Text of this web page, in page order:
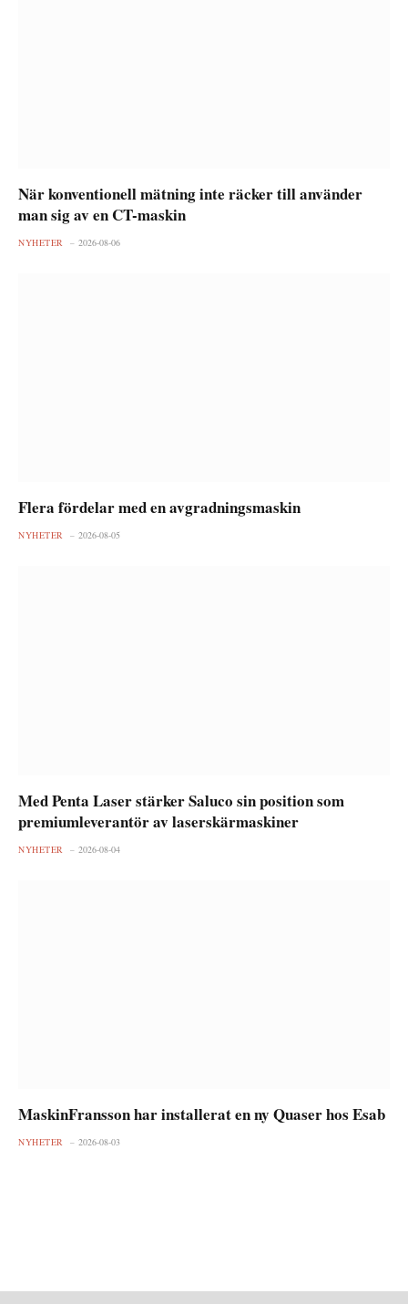
När konventionell mätning inte räcker till använder
man sig av en CT-maskin
NYHETER 2026-08-06
Flera fördelar med en avgradningsmaskin
NYHETER 2026-08-05
Med Penta Laser stärker Saluco sin position som
premiumleverantör av laserskärmaskiner
NYHETER 2026-08-04
MaskinFransson har installerat en ny Quaser hos Esab
NYHETER 2026-08-03